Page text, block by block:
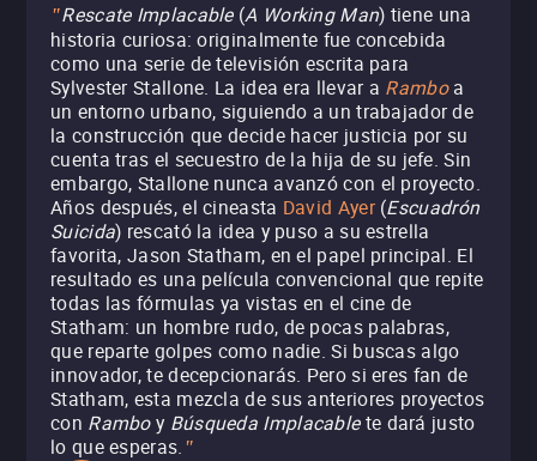
"Rescate Implacable(A Working Man) tiene una
historia curiosa: originalmente fue concebida
como una serie de televisión escrita para
Sylvester Stallone. La idea era llevar a Ramboa
un entorno urbano, siguiendo a un trabajador de
la construcción que decide hacer justicia por su
cuenta tras el secuestro de la hija de su jefe. Sin
embargo, Stallone nunca avanzó con el proyecto.
Años después, el cineasta David Ayer(Escuadrón
Suicida) rescató la idea y puso a su estrella
favorita, Jason Statham, en el papel principal. El
resultado es una película convencional que repite
todas las fórmulas ya vistas en el cine de
Statham: un hombre rudo, de pocas palabras,
que reparte golpes como nadie. Si buscas algo
innovador, te decepcionarás. Pero si eres fan de
Statham, esta mezcla de sus anteriores proyectos
con Ramboy Búsqueda Implacablete dará justo
lo que esperas. "